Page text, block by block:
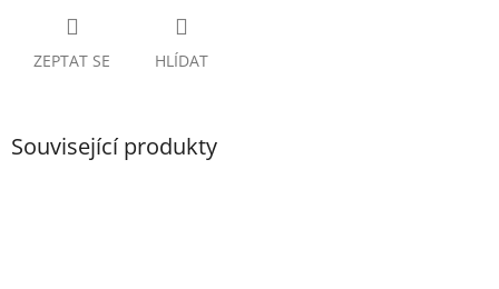
ZEPTAT SE HLÍDAT
Související produkty